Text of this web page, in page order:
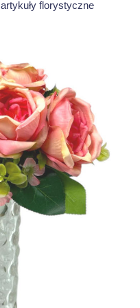
artykuły florystyczne